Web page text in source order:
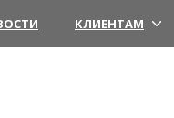
КЛИЕНТАМ